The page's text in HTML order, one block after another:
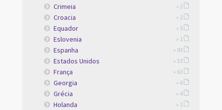
Crimeia » 2
Croacia » 2
Equador » 5
Eslovenia » 1
Espanha » 93
Estados Unidos » 33
França » 63
Georgia » 6
Grécia » 4
Holanda » 1